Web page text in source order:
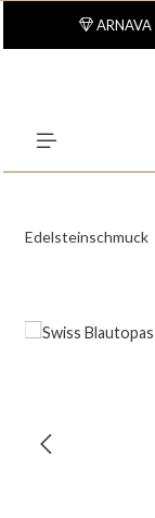
Zum Hauptinhalt
Edelsteinschmuck
Bildergalerie